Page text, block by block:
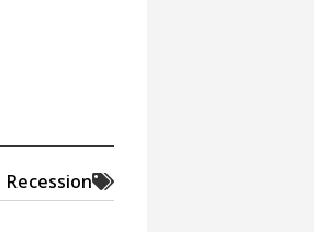
Recession